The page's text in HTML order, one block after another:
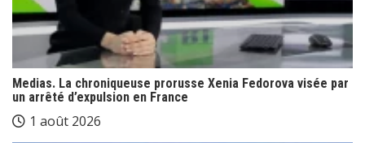
Medias. La chroniqueuse prorusse Xenia Fedorova visée par
un arrêté d’expulsion en France
1 août 2026